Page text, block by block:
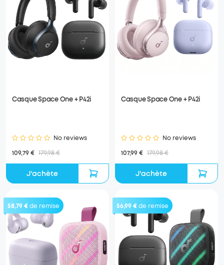
Casque Space One + P42i
No reviews
109,79 € 179,98 €
J'achète
Casque Space One + P42i
No reviews
107,99 € 179,98 €
J'achète
58,79 €de remise 56,99 €de remise